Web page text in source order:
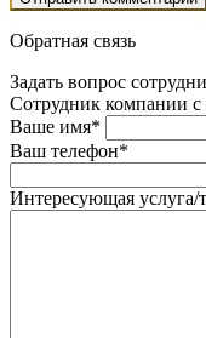
Обратная связь
Задать вопрос
Сотрудник компании с
Ваше имя*
Ваш телефон*
Интересующая услуга/